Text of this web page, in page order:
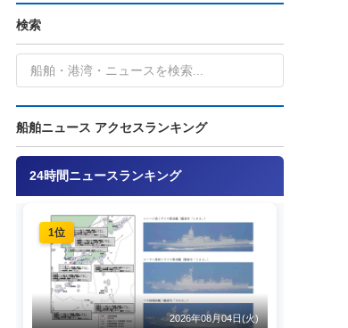
検索
船舶ニュース アクセスランキング
24時間ニュースランキング
1位
2026年08月04日(火)